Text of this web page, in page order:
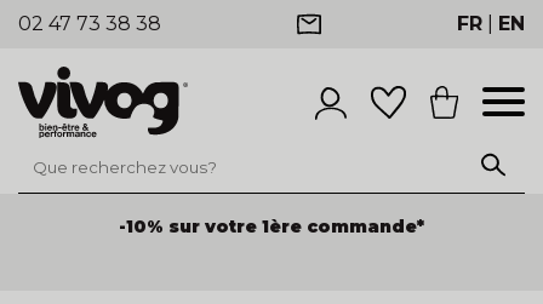
02 47 73 38 38 FR EN
-10% sur votre 1ère commande*